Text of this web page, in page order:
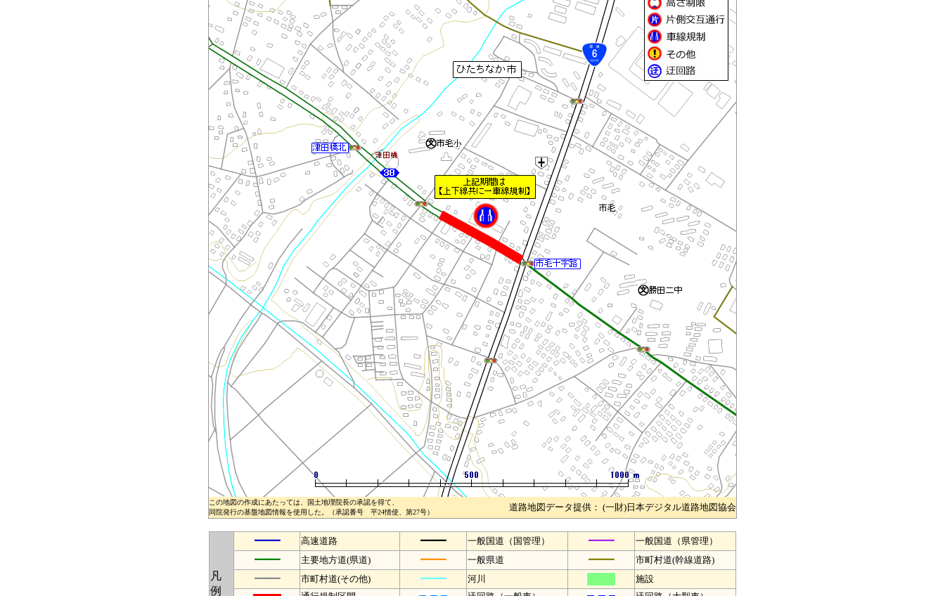
この地図の作成にあたっては、国土地理院長の承認を得て、
同院発行の基盤地図情報を使用した。（承認番号 平24情使、第27号）
道路地図データ提供： (一財)日本デジタル道路地図協会
凡
例
━━ 高速道路 ━━ 一般国道（国管理） ━━ 一般国道（県管理）
━━ 主要地方道(県道) ━━ 一般県道 ━━ 市町村道(幹線道路)
━━ 市町村道(その他) ━━ 河川
施設